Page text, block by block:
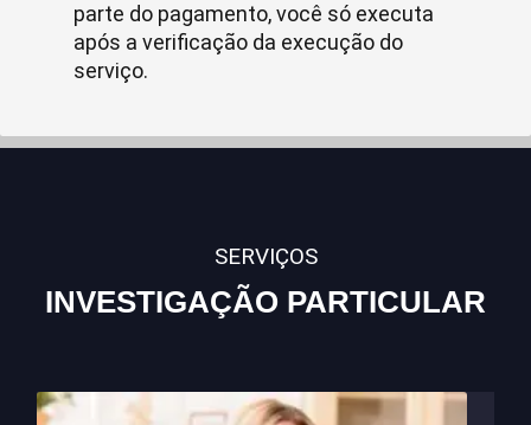
parte do pagamento, você só executa
após a verificação da execução do
serviço.
SERVIÇOS
INVESTIGAÇÃO PARTICULAR